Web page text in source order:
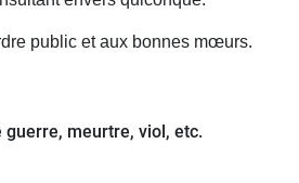
public et aux bonnes mœurs.
guerre, meurtre, viol, etc.